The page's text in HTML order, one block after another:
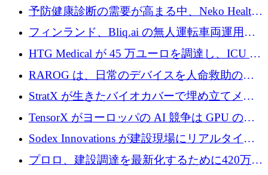
シリーズAで450万ユーロを調達
予防健康診断の需要が高まる中、Neko Health
が 7 億ドルを調達
フィンランド、Bliq.ai の無人運転車両運用を
認可
HTG Medical が 45 万ユーロを調達し、ICU の
尿モニタリングを自動化するための MDR 認
証を獲得
RAROG は、日常のデバイスを人命救助の救
助ビーコンに変えるために 16 万 2,000 ユーロ
StratX が生きたバイオカバーで埋め立てメタ
ン対策に 119 万ドルを調達
TensorX がヨーロッパの AI 競争は GPU の所
有者によって決まると考える理由
Sodex Innovations が建設現場にリアルタイム
のインテリジェンスをもたらすために 400 万
ユーロを確保
プロロ、建設調達を最新化するために420万ポ